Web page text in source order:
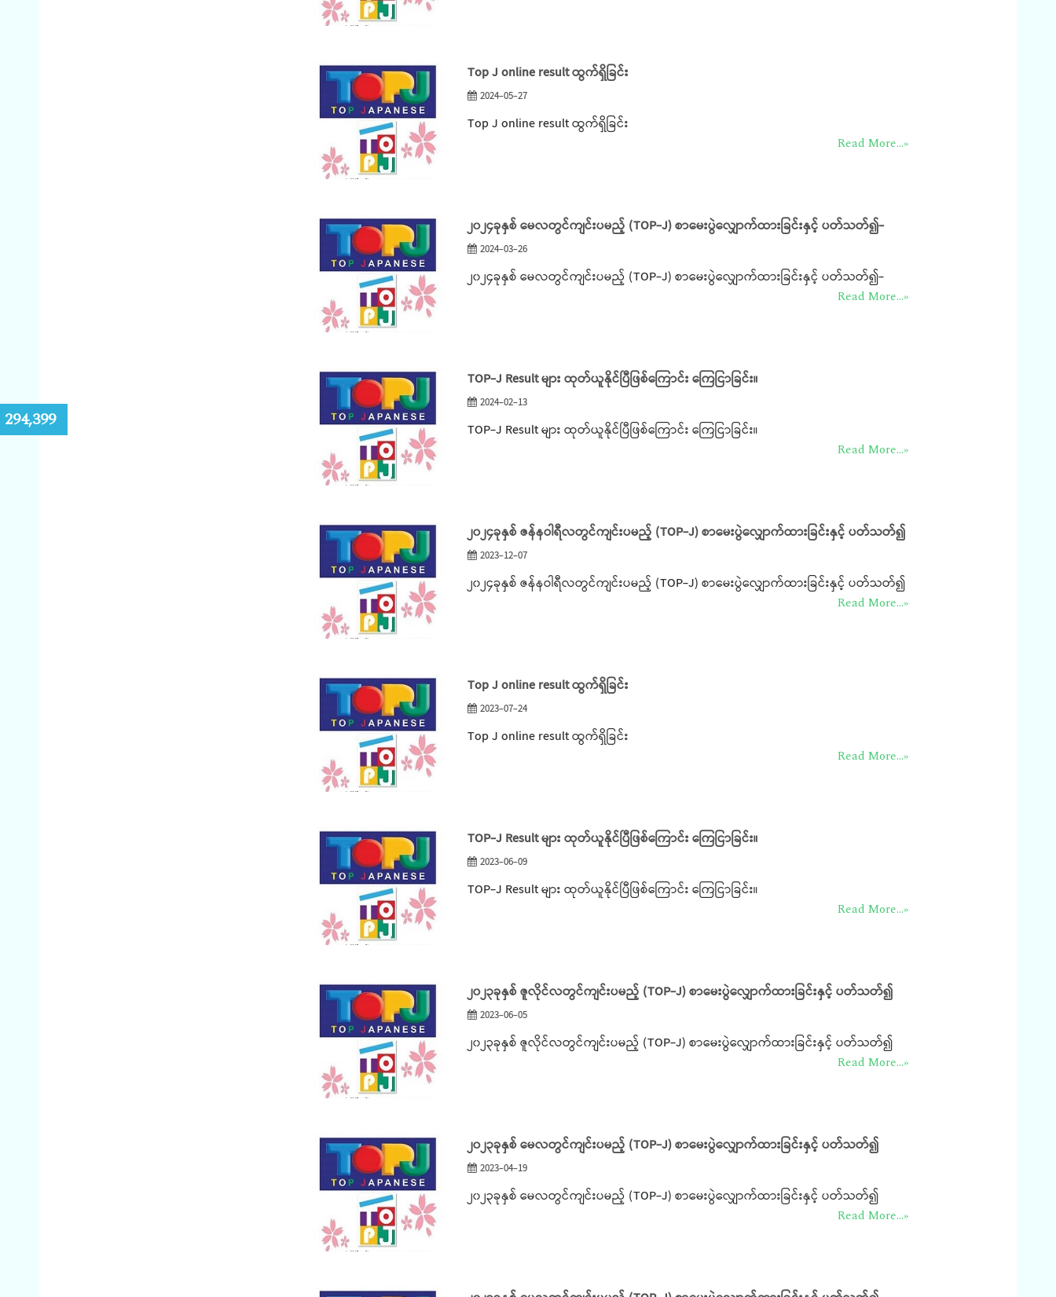
Top J online result ထွက်ရှိခြင်း
2024-05-27
Top J online result ထွက်ရှိခြင်း
Read More...»
၂၀၂၄ခုနှစ် မေလတွင်ကျင်းပမည့် (TOP-J) စာမေးပွဲလျှောက်ထားခြင်းနှင့် ပတ်သတ်၍-
2024-03-26
၂၀၂၄ခုနှစ် မေလတွင်ကျင်းပမည့် (TOP-J) စာမေးပွဲလျှောက်ထားခြင်းနှင့် ပတ်သတ်၍-
Read More...»
TOP-J Result များ ထုတ်ယူနိုင်ပြီဖြစ်ကြောင်း ကြေငြာခြင်း။
2024-02-13
TOP-J Result များ ထုတ်ယူနိုင်ပြီဖြစ်ကြောင်း ကြေငြာခြင်း။
Read More...»
၂၀၂၄ခုနှစ် ဇန်နဝါရီလတွင်ကျင်းပမည့် (TOP-J) စာမေးပွဲလျှောက်ထားခြင်းနှင့် ပတ်သတ်၍
2023-12-07
၂၀၂၄ခုနှစ် ဇန်နဝါရီလတွင်ကျင်းပမည့် (TOP-J) စာမေးပွဲလျှောက်ထားခြင်းနှင့် ပတ်သတ်၍
Read More...»
Top J online result ထွက်ရှိခြင်း
2023-07-24
Top J online result ထွက်ရှိခြင်း
Read More...»
TOP-J Result များ ထုတ်ယူနိုင်ပြီဖြစ်ကြောင်း ကြေငြာခြင်း။
2023-06-09
TOP-J Result များ ထုတ်ယူနိုင်ပြီဖြစ်ကြောင်း ကြေငြာခြင်း။
Read More...»
၂၀၂၃ခုနှစ် ဇူလိုင်လတွင်ကျင်းပမည့် (TOP-J) စာမေးပွဲလျှောက်ထားခြင်းနှင့် ပတ်သတ်၍
2023-06-05
၂၀၂၃ခုနှစ် ဇူလိုင်လတွင်ကျင်းပမည့် (TOP-J) စာမေးပွဲလျှောက်ထားခြင်းနှင့် ပတ်သတ်၍
Read More...»
၂၀၂၃ခုနှစ် မေလတွင်ကျင်းပမည့် (TOP-J) စာမေးပွဲလျှောက်ထားခြင်းနှင့် ပတ်သတ်၍
2023-04-19
၂၀၂၃ခုနှစ် မေလတွင်ကျင်းပမည့် (TOP-J) စာမေးပွဲလျှောက်ထားခြင်းနှင့် ပတ်သတ်၍
Read More...»
294,399